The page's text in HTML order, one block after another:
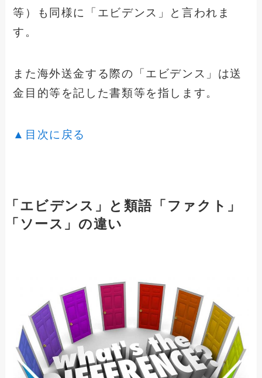
等）も同様に「エビデンス」と言われま
す。
また海外送金する際の「エビデンス」は送
金目的等を記した書類等を指します。
▲目次に戻る
「エビデンス」と類語「ファクト」
「ソース」の違い